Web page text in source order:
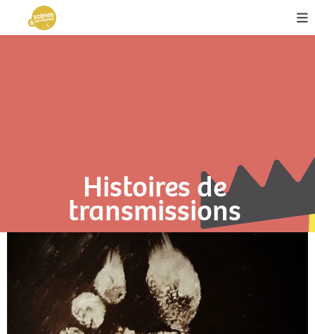
Histoires de
transmissions